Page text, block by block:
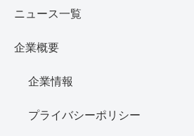
ニュース一覧
企業概要
企業情報
プライバシーポリシー